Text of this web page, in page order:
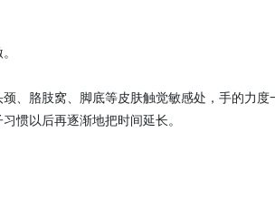
、胳肢窝、脚底等皮肤触觉敏感处，手的力
惯以后再逐渐地把时间延长。